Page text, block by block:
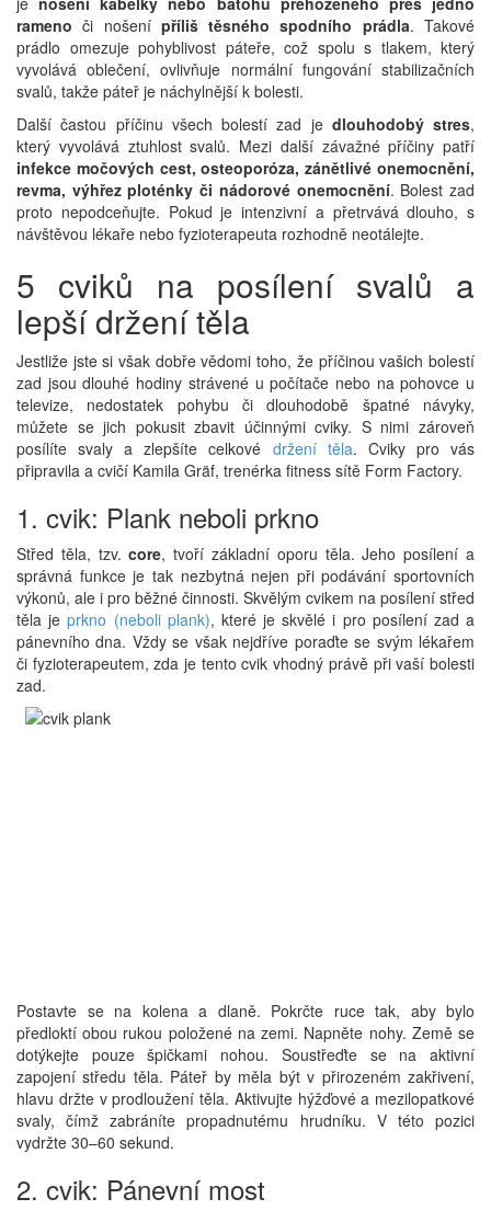
rameno či nošení příliš těsného spodního prádla. Takové
prádlo omezuje pohyblivost páteře, což spolu s tlakem, který
vyvolává oblečení, ovlivňuje normální fungování stabilizačních
svalů, takže páteř je náchylnější k bolesti.
Další častou příčinu všech bolestí zad je dlouhodobý stres,
který vyvolává ztuhlost svalů. Mezi další závažné příčiny patří
infekce močových cest, osteoporóza, zánětlivé onemocnění,
revma, výhřez ploténky či nádorové onemocnění. Bolest zad
proto nepodceňujte. Pokud je intenzivní a přetrvává dlouho, s
návštěvou lékaře nebo fyzioterapeuta rozhodně neotálejte.
5 cviků na posílení svalů a
lepší držení těla
Jestliže jste si však dobře vědomi toho, že příčinou vašich bolestí
zad jsou dlouhé hodiny strávené u počítače nebo na pohovce u
televize, nedostatek pohybu či dlouhodobě špatné návyky,
můžete se jich pokusit zbavit účinnými cviky. S nimi zároveň
posílíte svaly a zlepšíte celkové držení těla. Cviky pro vás
připravila a cvičí Kamila Gräf, trenérka fitness sítě Form Factory.
1. cvik: Plank neboli prkno
Střed těla, tzv.core, tvoří základní oporu těla. Jeho posílení a
správná funkce je tak nezbytná nejen při podávání sportovních
výkonů, ale i pro běžné činnosti. Skvělým cvikem na posílení střed
těla jeprkno (neboli plank), které je skvělé i pro posílení zad a
pánevního dna. Vždy se však nejdříve poraďte se svým lékařem
či fyzioterapeutem, zda je tento cvik vhodný právě při vaší bolesti
zad.
Postavte se na kolena a dlaně. Pokrčte ruce tak, aby bylo
předloktí obou rukou položené na zemi. Napněte nohy. Země se
dotýkejte pouze špičkami nohou. Soustřeďte se na aktivní
zapojení středu těla. Páteř by měla být v přirozeném zakřivení,
hlavu držte v prodloužení těla. Aktivujte hýžďové a mezilopatkové
svaly, čímž zabráníte propadnutému hrudníku. V této pozici
vydržte 30–60 sekund.
2. cvik: Pánevní most